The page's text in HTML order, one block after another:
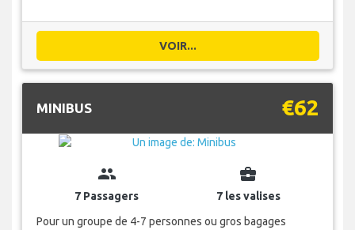
VOIR...
MINIBUS €62
group
7 Passagers
business_center
7 les valises
Pour un groupe de 4-7 personnes ou gros bagages